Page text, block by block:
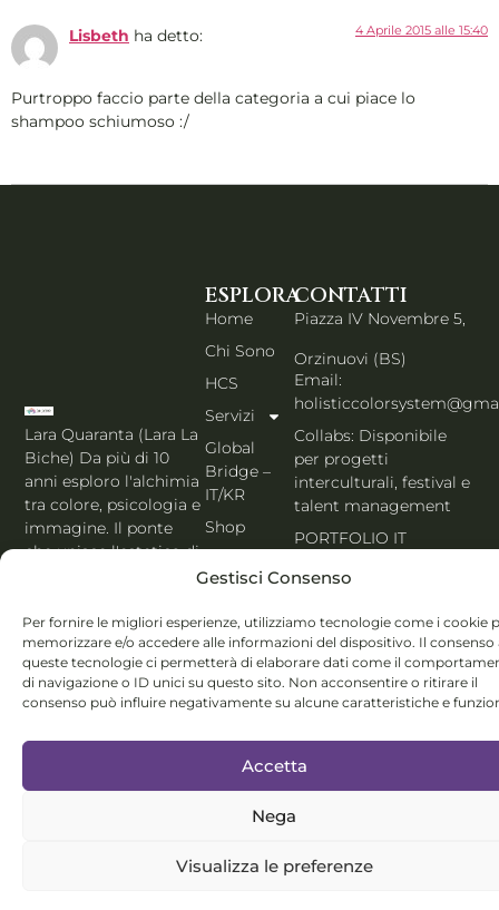
Gestisci Consenso
Per fornire le migliori esperienze, utilizziamo tecnologie come i cookie
memorizzare e/o accedere alle informazioni del dispositivo. Il consenso
queste tecnologie ci permetterà di elaborare dati come il
di navigazione o ID unici su questo sito. Non acconsentire o ritirare il
consenso può influire negativamente su alcune caratteristiche e
Accetta
Nega
Visualizza le preferenze
Lisbeth ha detto: 4 Aprile 2015 alle 15:40
Purtroppo faccio parte della categoria a cui piace lo
shampoo schiumoso :/
Lara Quaranta (Lara La
Biche) Da più di 10
anni esploro l'alchimia
tra colore, psicologia e
immagine. Il ponte
che unisce l'estetica di
MBTI, Enneagramma &
Holistic Color
System®.
ESPLORA
Home
Chi Sono
HCS
Servizi
Global
Bridge –
IT/KR
Shop
Italiano
CONTATTI
Piazza IV Novembre 5,
Orzinuovi (BS)
Email:
Collabs: Disponibile
per progetti
interculturali, festival e
talent management
PORTFOLIO IT
© Lara Quaranta | P.IVA 03960300980 | 2026 All Rights